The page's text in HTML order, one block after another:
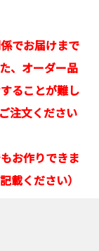
でお届けまで
、オーダー品
ることが難し
注文ください
お作りできま
載ください）